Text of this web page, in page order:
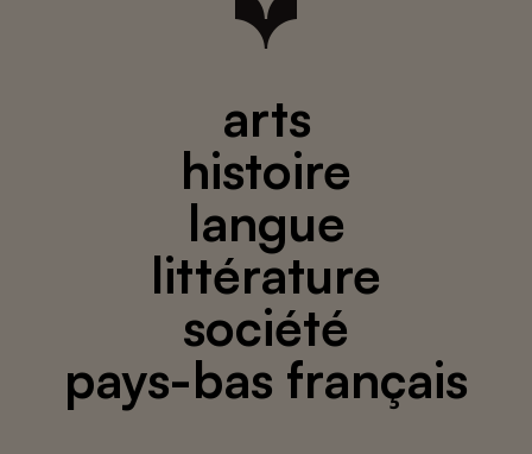
arts
histoire
langue
littérature
société
pays-bas français